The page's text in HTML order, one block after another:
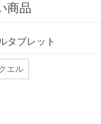
商品
タブレット
エル